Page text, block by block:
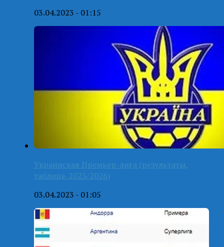
03.04.2023 - 01:15
Украинская Премьер-лига (результаты,
таблица-2025/2026)
03.04.2023 - 01:05